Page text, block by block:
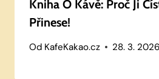
Kniha O Kávě: Proč Ji
Přinese!
Od KafeKakao.cz 28. 3. 2026